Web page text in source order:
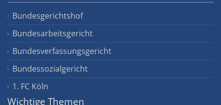
Bundesgerichtshof
Bundesarbeitsgericht
Bundesverfassungsgericht
Bundessozialgericht
1. FC Köln
Wichtige Themen